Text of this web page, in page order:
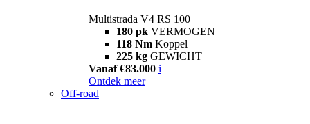
Multistrada V4 RS 100
180 pk VERMOGEN
118 Nm Koppel
225 kg GEWICHT
Vanaf €83.000 i
Ontdek meer
Off-road